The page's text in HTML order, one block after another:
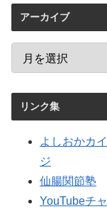
アーカイブ
リンク集
よしおかカ
ジ
仙腸関節塾
YouTubeチ